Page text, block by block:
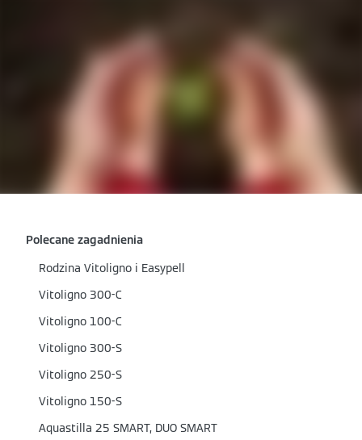
Polecane zagadnienia
Rodzina Vitoligno i Easypell
Vitoligno 300-C
Vitoligno 100-C
Vitoligno 300-S
Vitoligno 250-S
Vitoligno 150-S
Aquastilla 25 SMART, DUO SMART